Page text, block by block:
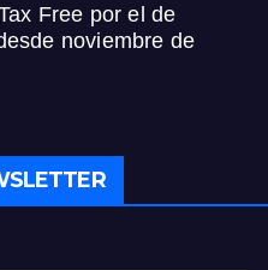
Free por el de
noviembre de